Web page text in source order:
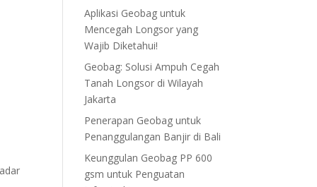
Aplikasi Geobag untuk
Mencegah Longsor yang
Wajib Diketahui!
Geobag: Solusi Ampuh Cegah
Tanah Longsor di Wilayah
Jakarta
Penerapan Geobag untuk
Penanggulangan Banjir di Bali
Keunggulan Geobag PP 600
gsm untuk Penguatan